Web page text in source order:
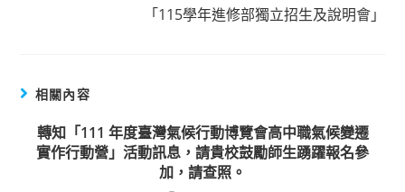
「115學年進修部獨立招生及說明會」
相關內容
轉知「111 年度臺灣氣候行動博覽會高中職氣候變遷
實作行動營」活動訊息，請貴校鼓勵師生踴躍報名參
加，請查照。